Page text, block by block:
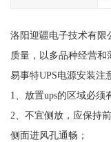
洛阳迎疆电子技术有限
质量，以多品种经营和
易事特UPS电源安装注
1、放置ups的区域必须
2、不宜侧放，应保持
侧面进风孔通畅；